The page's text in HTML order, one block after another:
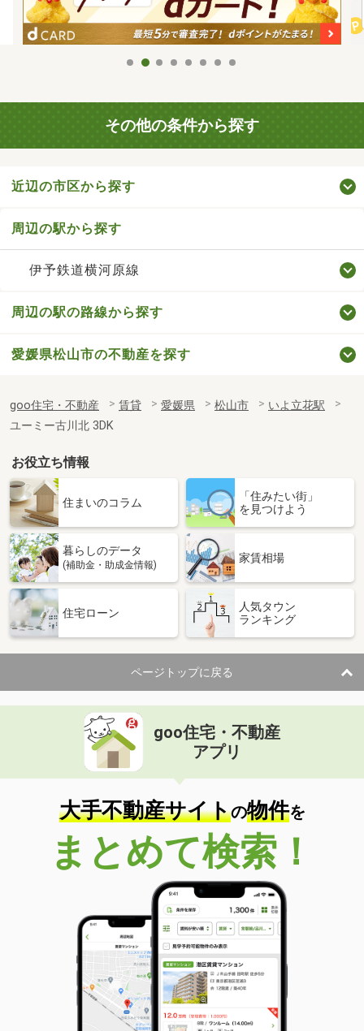
その他の条件から探す
近辺の市区から探す
周辺の駅から探す
伊予鉄道横河原線
周辺の駅の路線から探す
愛媛県松山市の不動産を探す
goo住宅・不動産 賃貸 愛媛県 松山市
いよ立花駅
ユーミー古川北 3DK
お役立ち情報
住まいのコラム
「住みたい街」
を見つけよう
暮らしのデータ
(補助金・助成金情報)
家賃相場
住宅ローン
人気タウン
ランキング
ページトップに戻る
goo住宅・不動産
アプリ
大手不動産サイトの物件を
まとめて検索！